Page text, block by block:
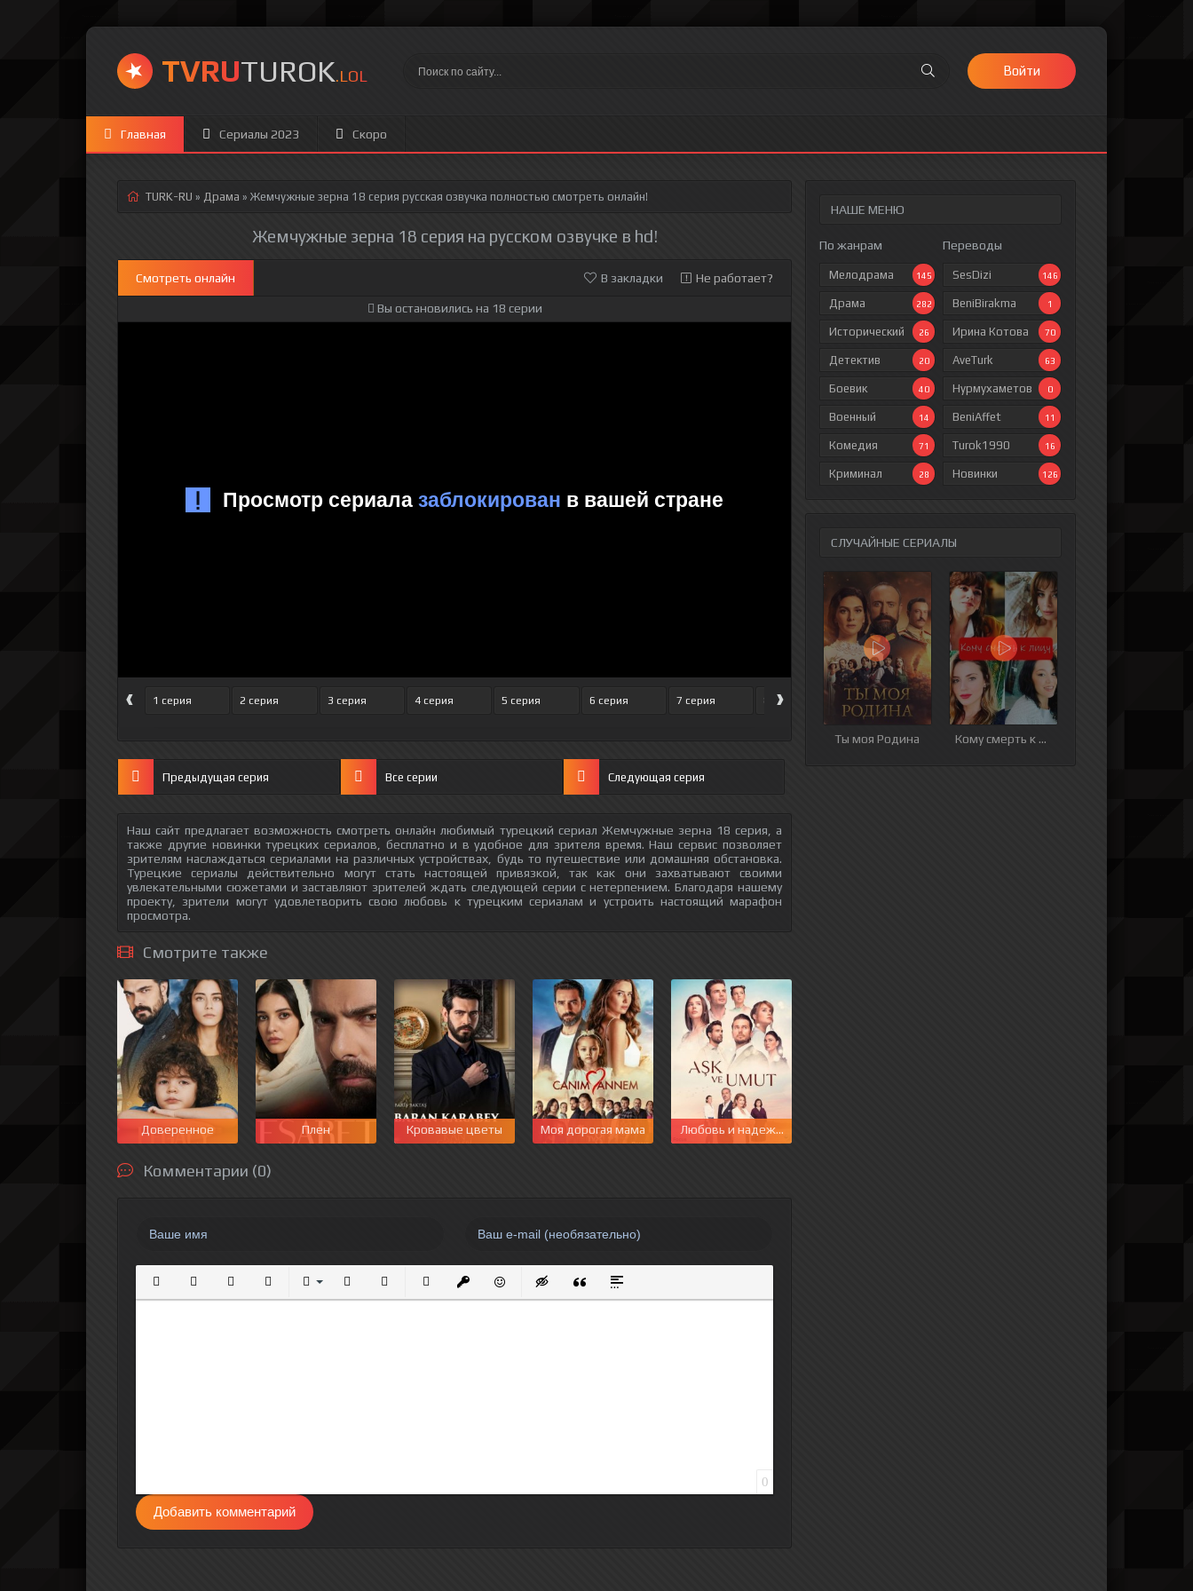
TVRUTUROK.LOL Войти
Главная Сериалы 2023 Скоро
НАШЕ МЕНЮ
По жанрам
Мелодрама 145
Драма 282
Исторический 26
Детектив 20
Боевик 40
Военный 14
Комедия 71
Криминал 28
Переводы
SesDizi 146
BeniBirakma 1
Ирина Котова 70
AveTurk 63
Нурмухаметов 0
BeniAffet 11
Turok1990 16
Новинки 126
СЛУЧАЙНЫЕ СЕРИАЛЫ
Ты моя Родина Кому смерть к лицу
TURK-RU » Драма » Жемчужные зерна 18 серия русская озвучка полностью смотреть онлайн!
Жемчужные зерна 18 серия на русском озвучке в hd!
Смотреть онлайн В закладки Не работает?
Вы остановились на 18 серии
‹ 1 серия 2 серия 3 серия 4 серия 5 серия 6 серия 7 серия 8 серия 9 серия 10 серия 11 серия
›
Предыдущая серия Все серии Следующая серия
Наш сайт предлагает возможность смотреть онлайн любимый турецкий сериал Жемчужные зерна 18 серия, а
также другие новинки турецких сериалов, бесплатно и в удобное для зрителя время. Наш сервис позволяет
зрителям наслаждаться сериалами на различных устройствах, будь то путешествие или домашняя обстановка.
Турецкие сериалы действительно могут стать настоящей привязкой, так как они захватывают своими
увлекательными сюжетами и заставляют зрителей ждать следующей серии с нетерпением. Благодаря нашему
проекту, зрители могут удовлетворить свою любовь к турецким сериалам и устроить настоящий марафон
просмотра.
Смотрите также
Доверенное Плен Кровавые цветы Моя дорогая мама Любовь и надежда
Комментарии (0)
Полужирный
КурсивПодчеркнутый
ЗачеркнутыйВыравнивание
Нумерованный список
Маркированный список
Вставить ссылку
Вставить защищенную ссылку
Вставить смайлик
Вставка скрытого текста
Вставка цитаты
Вставка спойлера
0
Добавить комментарий